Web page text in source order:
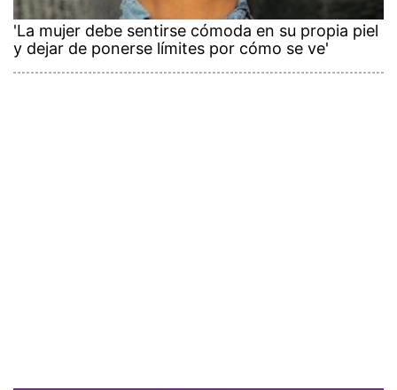
'La mujer debe sentirse cómoda en su propia piel
y dejar de ponerse límites por cómo se ve'